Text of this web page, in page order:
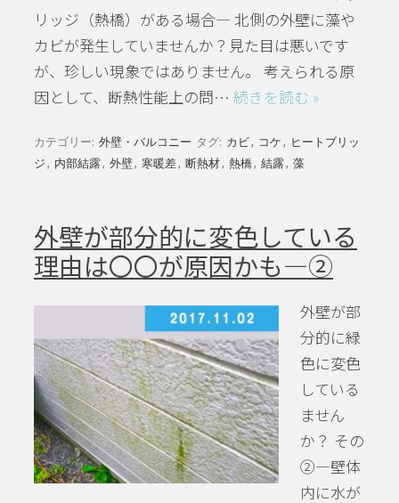
リッジ（熱橋）がある場合― 北側の外壁に藻や
カビが発生していませんか？見た目は悪いです
が、珍しい現象ではありません。 考えられる原
因として、断熱性能上の問… 続きを読む »
カテゴリー: 外壁・バルコニー タグ: カビ, コケ , ヒートブリッ
ジ , 内部結露, 外壁, 寒暖差, 断熱材, 熱橋, 結露, 藻
外壁が部分的に変色している
理由は〇〇が原因かも―②
外壁が部
分的に緑
色に変色
している
ません
か？ その
②―壁体
内に水が